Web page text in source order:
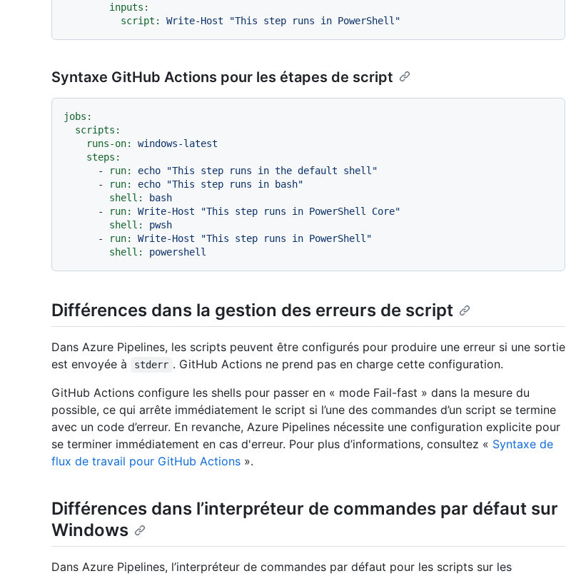
inputs:
script:
Write-Host "This step runs in PowerShell"
Syntaxe GitHub Actions pour les étapes de script
jobs:
scripts:
runs-on:
windows-latest
steps:
-
run: echo
"This step runs in the default shell"
-
run: echo
"This step runs in bash"
shell:
bash
-
run: Write-Host
"This step runs in PowerShell Core"
shell:
pwsh
-
run: Write-Host
"This step runs in PowerShell"
shell:
powershell
Différences dans la gestion des erreurs de script
Dans Azure Pipelines, les scripts peuvent être configurés pour produire une erreur si une sortie
est envoyée à
stderr . GitHub Actions ne prend pas en charge cette configuration.
GitHub Actions configure les shells pour passer en « mode Fail-fast » dans la mesure du
possible, ce qui arrête immédiatement le script si l’une des commandes d’un script se termine
avec un code d’erreur. En revanche, Azure Pipelines nécessite une configuration explicite pour
se terminer immédiatement en cas d'erreur. Pour plus d’informations, consultez « Syntaxe de
flux de travail pour GitHub Actions ».
Différences dans l’interpréteur de commandes par défaut sur
Windows
Dans Azure Pipelines, l’interpréteur de commandes par défaut pour les scripts sur les